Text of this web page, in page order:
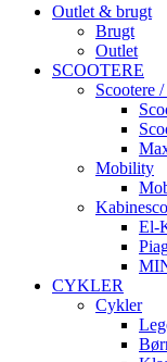
Outlet & brugt
Brugt
Outlet
SCOOTERE
Scootere
Mobility
El-
CYKLER
Cykler